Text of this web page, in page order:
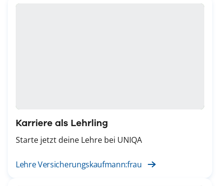
Karriere als Lehrling
Starte jetzt deine Lehre bei UNIQA
Lehre Versicherungskaufmann:frau